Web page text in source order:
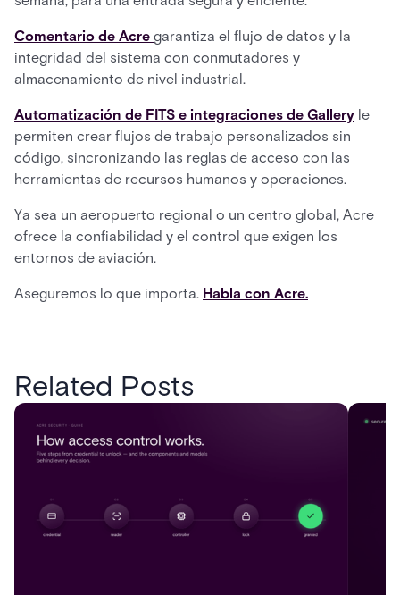
Comentario de Acre garantiza el flujo de datos y la
integridad del sistema con conmutadores y
almacenamiento de nivel industrial.
Automatización de FITS e integraciones de Gallery le
permiten crear flujos de trabajo personalizados sin
código, sincronizando las reglas de acceso con las
herramientas de recursos humanos y operaciones.
Ya sea un aeropuerto regional o un centro global, Acre
ofrece la confiabilidad y el control que exigen los
entornos de aviación.
Aseguremos lo que importa. Habla con Acre.
Related Posts